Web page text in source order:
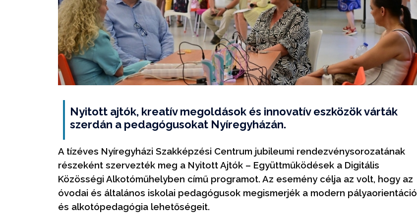
Nyitott ajtók, kreatív megoldások és innovatív eszközök várták
szerdán a pedagógusokat Nyíregyházán.
A tízéves Nyíregyházi Szakképzési Centrum jubileumi rendezvénysorozatának
részeként szervezték meg a Nyitott Ajtók – Együttműködések a Digitális
Közösségi Alkotóműhelyben című programot. Az esemény célja az volt, hogy az
óvodai és általános iskolai pedagógusok megismerjék a modern pályaorientáció
és alkotópedagógia lehetőségeit.